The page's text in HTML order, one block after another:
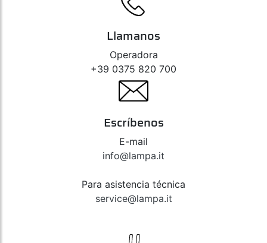
Llamanos
Operadora
+39 0375 820 700
Escríbenos
E-mail
info@lampa.it
Para asistencia técnica
service@lampa.it